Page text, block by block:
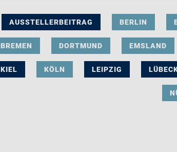
AUSSTELLERBEITRAG BERLIN
BREMEN DORTMUND EMSLAND
KIEL KÖLN LEIPZIG